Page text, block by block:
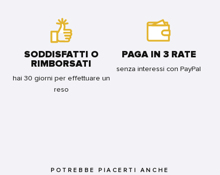
SODDISFATTI O
RIMBORSATI
hai 30 giorni per effettuare un
reso
PAGA IN 3 RATE
senza interessi con PayPal
POTREBBE PIACERTI ANCHE